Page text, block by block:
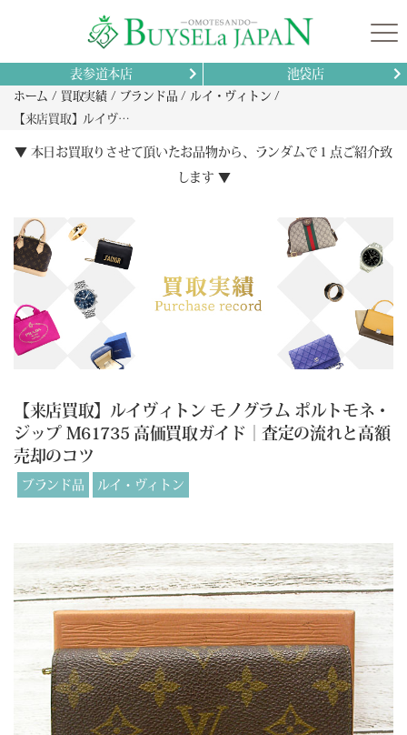
表参道本店 池袋店
ホーム 買取実績 ブランド品
ルイ・ヴィトン
【来店買取】ルイヴィトン モノグラム ポルトモネ・ジップ M61735 高価買取ガイド｜査定の流れと高額売却のコツ
▼ 本日お買取りさせて頂いたお品物から、ランダムで１点ご紹介致
します ▼
【来店買取】ルイヴィトン モノグラム ポルトモネ・
ジップ M61735 高価買取ガイド｜査定の流れと高額
売却のコツ
ブランド品 ルイ・ヴィトン